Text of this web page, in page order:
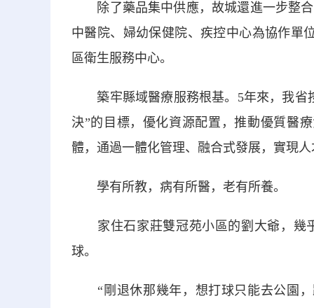
除了藥品集中供應，故城還進一步整合
中醫院、婦幼保健院、疾控中心為協作單
區衛生服務中心。
築牢縣域醫療服務根基。5年來，我省
決”的目標，優化資源配置，推動優質醫
體，通過一體化管理、融合式發展，實現
學有所教，病有所醫，老有所養。
家住石家莊雙冠苑小區的劉大爺，幾
球。
“剛退休那幾年，想打球只能去公園，